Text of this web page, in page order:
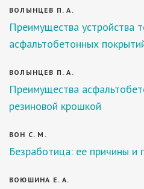
ВОЛЫНЦЕВ П. А.
Преимущества устройства
асфальтобетонных
ВОЛЫНЦЕВ П. А.
Преимущества
резиновой крошкой
ВОН С. М.
Безработица: ее причины и
ВОЮШИНА Е. А.